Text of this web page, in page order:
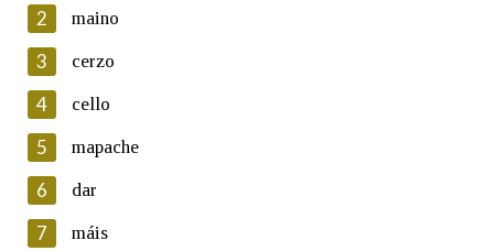
En cumprimento da normativa vixente en materia de
Protección de Datos de Carácter Persoal, a Real Academia
Galega informa a aqueles usuarios que faciliten o seu correo
electrónico, así como calquera outra información de carácter
persoal, que estes datos serán obxecto de tratamento
automatizado de carácter confidencial e incorporados aos seus
ficheiros informáticos. Así mesmo, os usuarios poderán exercer o
seu dereito de acceso, rectificación, oposición e cancelación dos
seus datos poñéndose en contacto connosco.
2 maino
3 cerzo
4 cello
5 mapache
6 dar
7 máis